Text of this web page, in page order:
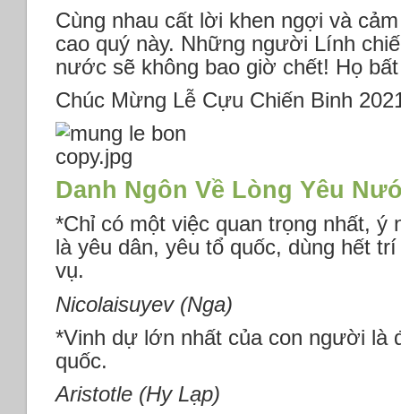
Cùng nhau cất lời khen ngợi và
cao quý này. Những người Lính
nước sẽ không bao giờ chết! Họ
Chúc Mừng Lễ Cựu Chiến Binh
Danh Ngôn Về Lòng Yêu
*Chỉ có một việc quan trọng nhất, ý
là yêu dân, yêu tổ quốc, dùng hết
vụ.
Nicolaisuyev (Nga)
*Vinh dự lớn nhất của con người là
quốc.
Aristotle (Hy Lạp)